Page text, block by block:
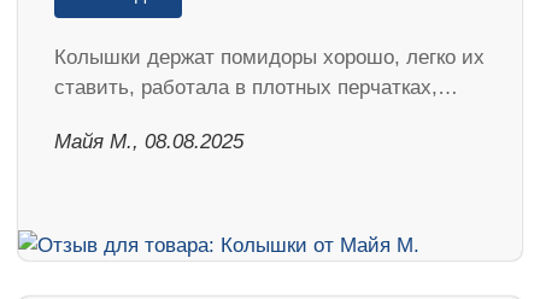
Колышки держат помидоры хорошо, легко их
ставить, работала в плотных перчатках,…
Майя М., 08.08.2025